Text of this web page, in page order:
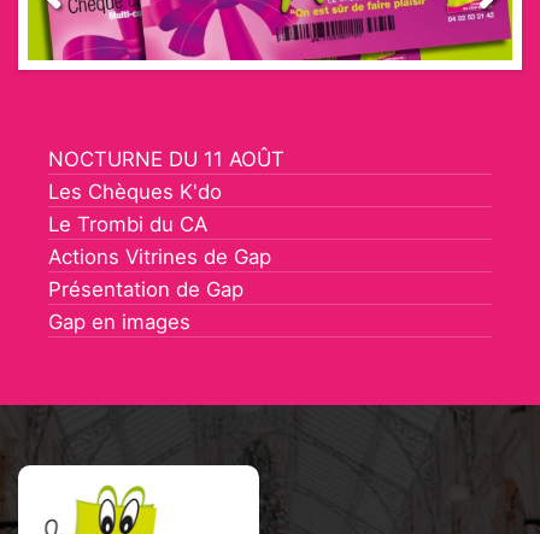
Previous Next
NOCTURNE DU 11 AOÛT
Les Chèques K'do
Le Trombi du CA
Actions Vitrines de Gap
Présentation de Gap
Gap en images